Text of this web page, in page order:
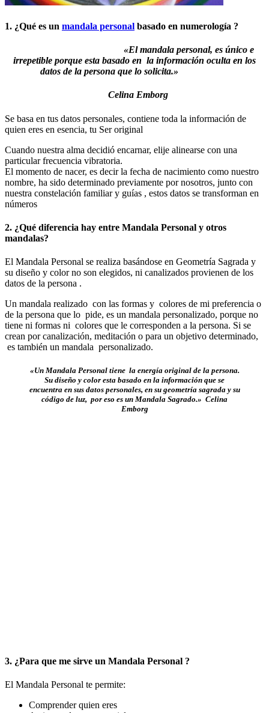
1. ¿Qué es un mandala personal basado en numerología ?
«El mandala personal, es único e
irrepetible porque esta basado en la información oculta en los
datos de la persona que lo solicita.»
Celina Emborg
Se basa en tus datos personales, contiene toda la información de
quien eres en esencia, tu Ser original
Cuando nuestra alma decidió encarnar, elije alinearse con una
particular frecuencia vibratoria.
El momento de nacer, es decir la fecha de nacimiento como nuestro
nombre, ha sido determinado previamente por nosotros, junto con
nuestra constelación familiar y guías , estos datos se transforman en
números
2. ¿Qué diferencia hay entre Mandala Personal y otros
mandalas?
El Mandala Personal se realiza basándose en Geometría Sagrada y
su diseño y color no son elegidos, ni canalizados provienen de los
datos de la persona .
Un mandala realizado con las formas y colores de mi preferencia o
de la persona que lo pide, es un mandala personalizado, porque no
tiene ni formas ni colores que le corresponden a la persona. Si se
crean por canalización, meditación o para un objetivo determinado,
es también un mandala personalizado.
«Un Mandala Personal tiene la energía original de la persona.
Su diseño y color esta basado en la información que se
encuentra en sus datos personales, en su geometría sagrada y su
código de luz, por eso es un Mandala Sagrado.» Celina
Emborg
3. ¿Para que me sirve un Mandala Personal ?
El Mandala Personal te permite:
Comprender quien eres